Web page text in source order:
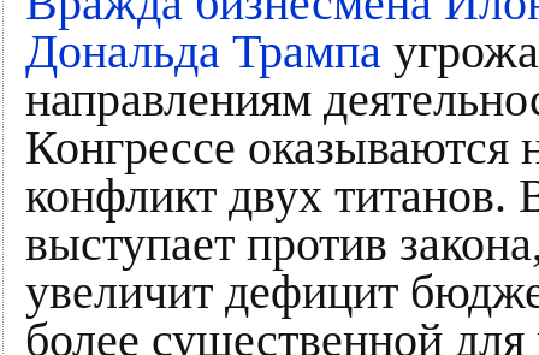
Дональда Трампа
направлениям
Конгрессе оказываются
конфликт двух
выступает против
увеличит дефицит
более существенной для